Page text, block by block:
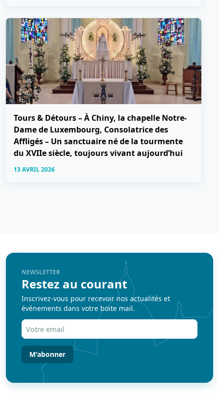
Tours & Détours – À Chiny, la chapelle Notre-
Dame de Luxembourg, Consolatrice des
Affligés – Un sanctuaire né de la tourmente
du XVIIe siècle, toujours vivant aujourd’hui
13 AVRIL 2026
NEWSLETTER
Restez au courant
Inscrivez-vous pour recevoir nos actualités et
événements dans votre boite mail.
Votre
email
(Nécessaire)